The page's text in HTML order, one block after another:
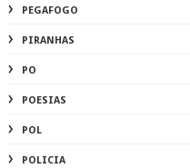
PEGAFOGO
PIRANHAS
PO
POESIAS
POL
POLICIA